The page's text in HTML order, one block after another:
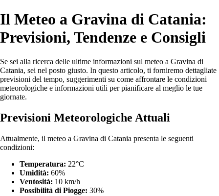
Il Meteo a Gravina di Catania:
Previsioni, Tendenze e Consigli
Se sei alla ricerca delle ultime informazioni sul meteo a Gravina di
Catania, sei nel posto giusto. In questo articolo, ti forniremo dettagliate
previsioni del tempo, suggerimenti su come affrontare le condizioni
meteorologiche e informazioni utili per pianificare al meglio le tue
giornate.
Previsioni Meteorologiche Attuali
Attualmente, il meteo a Gravina di Catania presenta le seguenti
condizioni:
Temperatura: 22°C
Umidità: 60%
Ventosità: 10 km/h
Possibilità di Piogge: 30%